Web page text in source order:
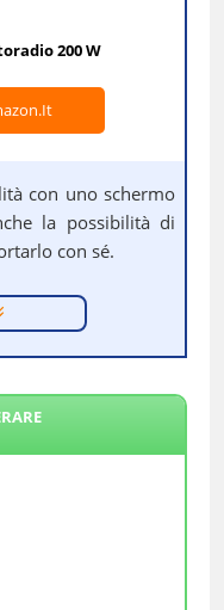
200 W
con uno schermo
la possibilità di
con sé.